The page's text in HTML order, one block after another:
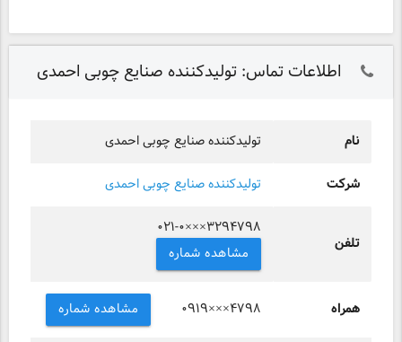
اطلاعات تماس: تولیدکننده صنایع چوبی احمدی
نام تولیدکننده صنایع چوبی احمدی
شرکت تولیدکننده صنایع چوبی احمدی
تلفن
۰۲۱-۰×××۳۲۹۴۷۹۸
مشاهده شماره
همراه ۰۹۱۹×××۴۷۹۸ مشاهده شماره